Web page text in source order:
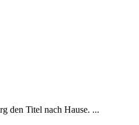
den Titel nach Hause. ...